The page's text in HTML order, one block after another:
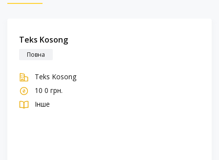
Teks Kosong
Повна
Teks Kosong
10 0 грн.
Інше